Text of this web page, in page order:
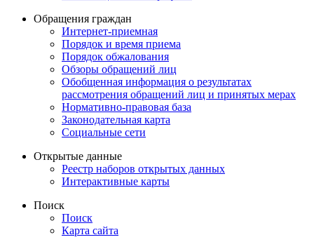
Обращения граждан
Интернет-приемная
Порядок и время приема
Порядок обжалования
Обзоры обращений лиц
Обобщенная информация о результатах
рассмотрения обращений лиц и принятых мерах
Нормативно-правовая база
Законодательная карта
Социальные сети
Открытые данные
Реестр наборов открытых данных
Интерактивные карты
Поиск
Поиск
Карта сайта